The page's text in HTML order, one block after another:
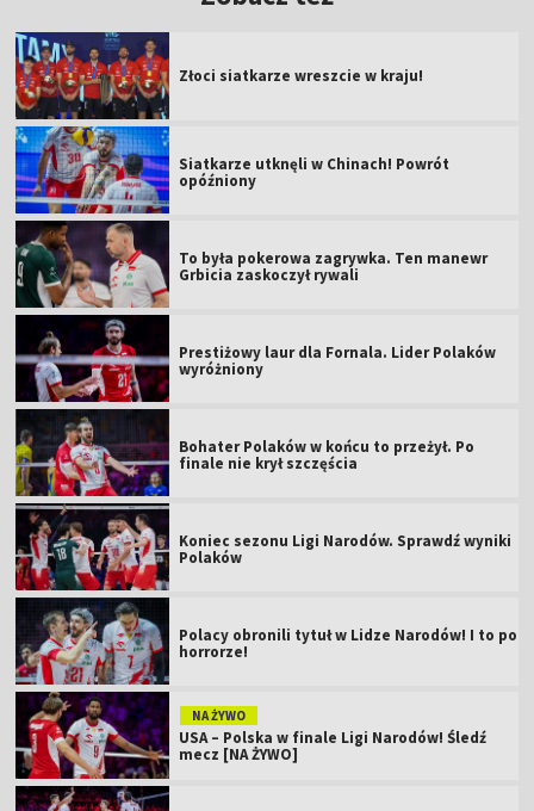
Złoci siatkarze wreszcie w kraju!
Siatkarze utknęli w Chinach! Powrót
opóźniony
To była pokerowa zagrywka. Ten manewr
Grbicia zaskoczył rywali
Prestiżowy laur dla Fornala. Lider Polaków
wyróżniony
Bohater Polaków w końcu to przeżył. Po
finale nie krył szczęścia
Koniec sezonu Ligi Narodów. Sprawdź wyniki
Polaków
Polacy obronili tytuł w Lidze Narodów! I to po
horrorze!
NA ŻYWO
USA – Polska w finale Ligi Narodów! Śledź
mecz [NA ŻYWO]